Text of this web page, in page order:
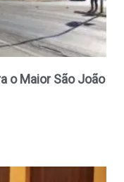
o Maior São João